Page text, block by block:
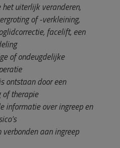
het uiterlijk veranderen,
of -verkleining,
facelift, een
of ondeugdelijke
ontstaan door een
of therapie
informatie over ingreep en
verbonden aan ingreep